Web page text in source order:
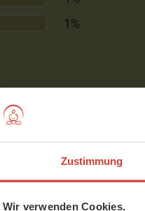
Zustimmung
Wir verwenden Cookies.
1%